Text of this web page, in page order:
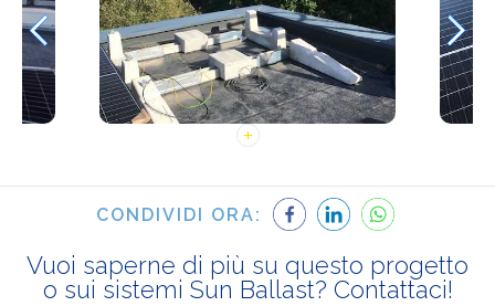
CONDIVIDI ORA:
Vuoi saperne di più su questo progetto
o sui sistemi Sun Ballast? Contattaci!